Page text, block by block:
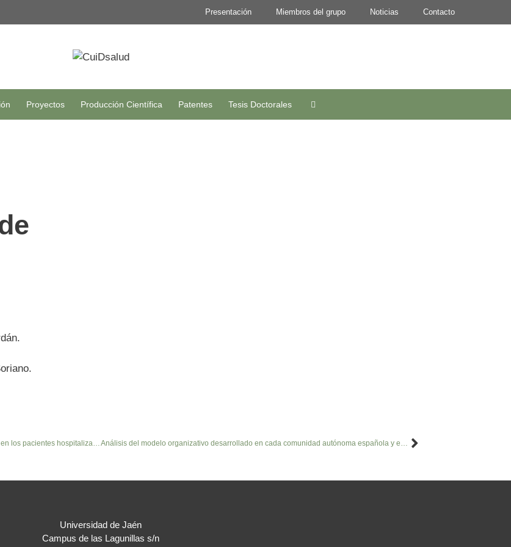
Presentación Miembros del grupo Noticias Contacto
Proyectos Producción Científica Patentes Tesis Doctorales
Estrategias y líneas de acción para la prevención de las caídas en los pacientes hospitalizados en un hospital de tercer nivel Análisis del modelo organizativo desarrollado en cada comunidad autónoma española y en los países de la Unión Europea para facilitar la cumplimentación de las instrucciones previas por los ciudadanos y su conocimiento por los profesionales sanitarios
Universidad de Jaén
Campus de las Lagunillas s/n